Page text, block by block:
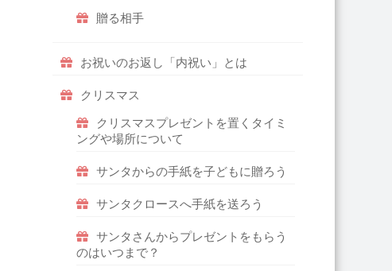
贈る相手
お祝いのお返し「内祝い」とは
クリスマス
クリスマスプレゼントを置くタイミ
ングや場所について
サンタからの手紙を子どもに贈ろう
サンタクロースへ手紙を送ろう
サンタさんからプレゼントをもらう
のはいつまで？